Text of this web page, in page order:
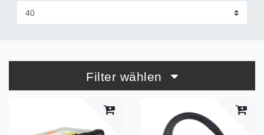
Filter wählen